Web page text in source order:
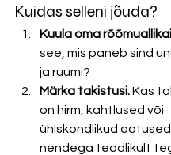
Kuidas selleni jõuda?
Kuula oma
see, mis paneb sind
ja ruumi?
Märka takistusi. Kas
on hirm, kahtlused või
ühiskondlikud
nendega teadlikult